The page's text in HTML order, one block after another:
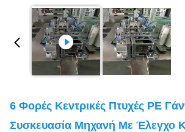
6 Φορές Κεντρικές Πτυχές PE
Συσκευασία Μηχανή Με Έλεγχο